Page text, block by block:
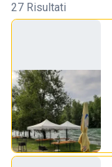
27 Risultati